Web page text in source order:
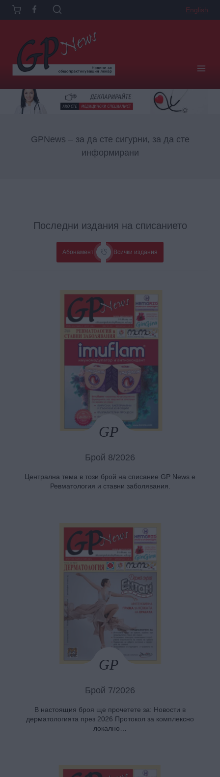
English
GPNews – за да сте сигурни, за да сте
информирани
Последни издания на списанието
Абонамент Всички издания
Брой 8/2026
Централна тема в този брой на списание GP News е
Ревматология и ставни заболявания.
Брой 7/2026
В настоящия броя ще прочетете за: Новости в
дерматологията през 2026 Протокол за комплексно
локално…